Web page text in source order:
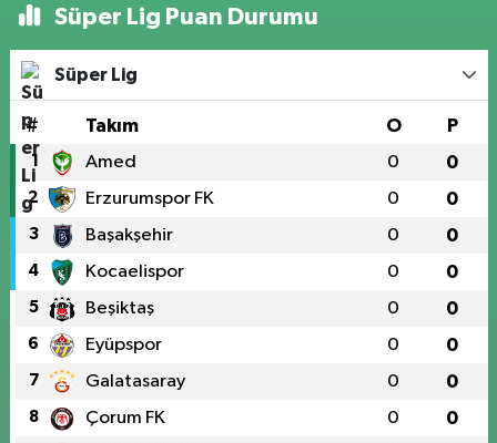
Süper Lig Puan Durumu
Süper Lig
# Takım O P
1 Amed 0 0
2 Erzurumspor FK 0 0
3 Başakşehir 0 0
4 Kocaelispor 0 0
5 Beşiktaş 0 0
6 Eyüpspor 0 0
7 Galatasaray 0 0
8 Çorum FK 0 0